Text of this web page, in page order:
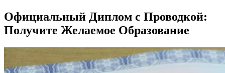
Официальный Диплом с Проводкой:
Получите Желаемое Образование